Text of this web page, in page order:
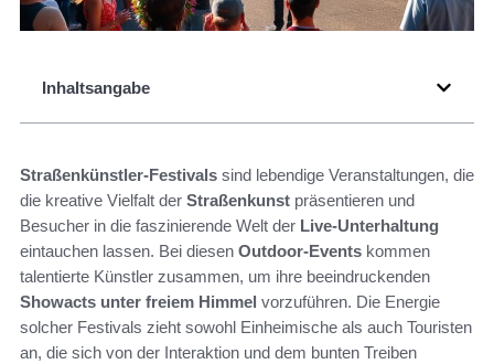
Inhaltsangabe
Straßenkünstler-Festivals sind lebendige Veranstaltungen, die
die kreative Vielfalt der Straßenkunst präsentieren und
Besucher in die faszinierende Welt der Live-Unterhaltung
eintauchen lassen. Bei diesen Outdoor-Events kommen
talentierte Künstler zusammen, um ihre beeindruckenden
Showacts unter freiem Himmel vorzuführen. Die Energie
solcher Festivals zieht sowohl Einheimische als auch Touristen
an, die sich von der Interaktion und dem bunten Treiben